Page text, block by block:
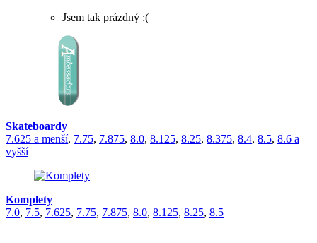
Jsem tak prázdný :(
Skateboardy
7.625 a menší, 7.75, 7.875, 8.0, 8.125, 8.25, 8.375, 8.4, 8.5, 8.6 a
vyšší
Komplety
7.0, 7.5, 7.625, 7.75, 7.875, 8.0, 8.125, 8.25, 8.5